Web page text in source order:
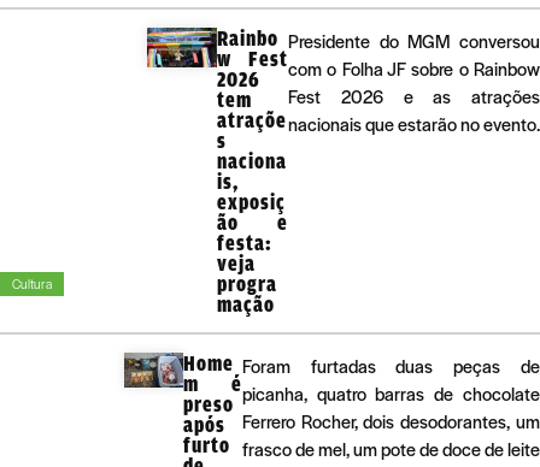
Cultura
Rainbo
w Fest
2026
tem
atraçõe
s
naciona
is,
exposiç
ão e
festa:
veja
progra
mação
Presidente do MGM conversou
com o Folha JF sobre o Rainbow
Fest 2026 e as atrações
nacionais que estarão no evento.
Home
m é
preso
após
furto
Foram furtadas duas peças de
picanha, quatro barras de chocolate
Ferrero Rocher, dois desodorantes, um
frasco de mel, um pote de doce de leite